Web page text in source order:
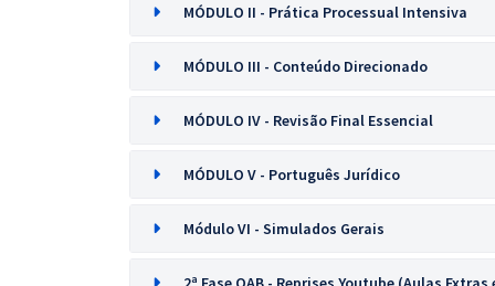
MÓDULO II - Prática Processual Intensiva
MÓDULO III - Conteúdo Direcionado
MÓDULO IV - Revisão Final Essencial
MÓDULO V - Português Jurídico
Módulo VI - Simulados Gerais